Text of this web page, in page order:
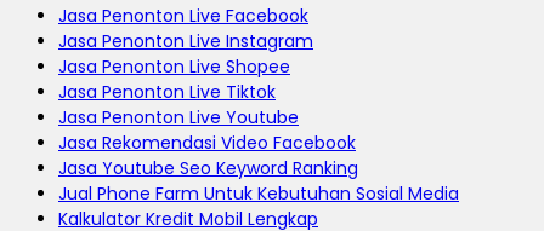
Jasa Penonton Live Facebook
Jasa Penonton Live Instagram
Jasa Penonton Live Shopee
Jasa Penonton Live Tiktok
Jasa Penonton Live Youtube
Jasa Rekomendasi Video Facebook
Jasa Youtube Seo Keyword Ranking
Jual Phone Farm Untuk Kebutuhan Sosial Media
Kalkulator Kredit Mobil Lengkap